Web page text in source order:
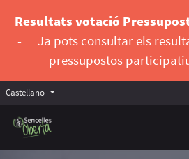
Resultats votació
-
Ja pots consultar els
pressupostos
Castellano Triar la llengua